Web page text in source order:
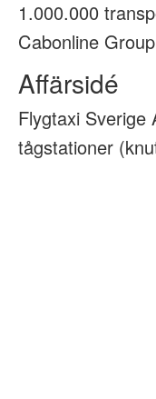
1.000.000
Cabonline
Affärsidé
Flygtaxi Sverige
tågstationer